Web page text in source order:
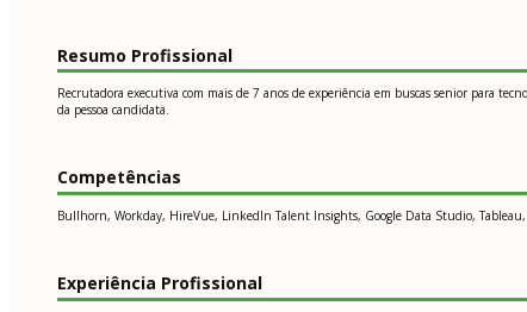
Resumo Profissional
Recrutadora executiva com mais de 7 anos de experiência em buscas senior para
da pessoa candidata.
Competências
Bullhorn, Workday, HireVue, LinkedIn Talent Insights, Google Data Studio,
Experiência Profissional